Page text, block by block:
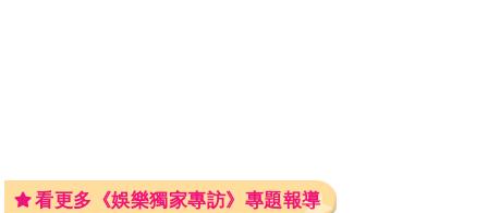
看更多《娛樂獨家專訪》專題報導